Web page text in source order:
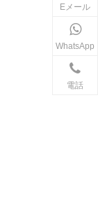
Eメール
WhatsApp
電話